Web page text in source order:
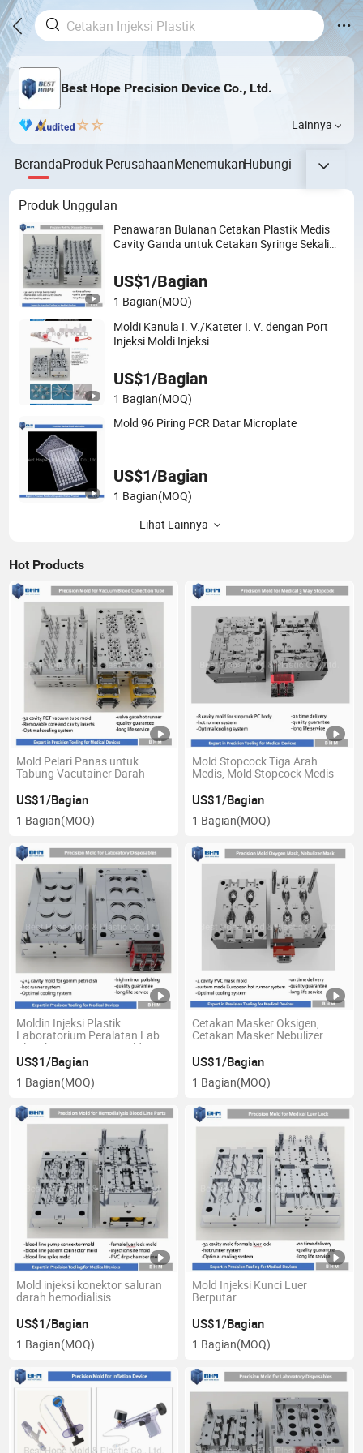
Best Hope Precision Device Co., Ltd.
Lainnya
BerandaProdukPerusahaanMenemukanHubungi
Produk Unggulan
Penawaran Bulanan Cetakan Plastik Medis
Cavity Ganda untuk Cetakan Syringe Sekali
US$1/Bagian
1 Bagian(MOQ)
Moldi Kanula I. V./Kateter I. V. dengan Port
Injeksi Moldi Injeksi
US$1/Bagian
1 Bagian(MOQ)
Mold 96 Piring PCR Datar Microplate
US$1/Bagian
1 Bagian(MOQ)
Lihat Lainnya
Hot Products
Mold Pelari Panas untuk
Tabung Vacutainer Darah
US$1/Bagian
1 Bagian(MOQ)
Mold Stopcock Tiga Arah
Medis, Mold Stopcock Medis
US$1/Bagian
1 Bagian(MOQ)
Moldin Injeksi Plastik
Laboratorium Peralatan Lab
Plastik Cawan Petri Moldin
Cawan Petri Moldin Plastik
US$1/Bagian
1 Bagian(MOQ)
Cetakan Masker Oksigen,
Cetakan Masker Nebulizer
US$1/Bagian
1 Bagian(MOQ)
Mold injeksi konektor saluran
darah hemodialisis
US$1/Bagian
1 Bagian(MOQ)
Mold Injeksi Kunci Luer
Berputar
US$1/Bagian
1 Bagian(MOQ)